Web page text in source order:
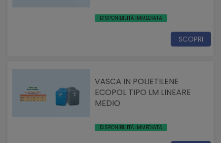
DISPONIBILITÀ IMMEDIATA
SCOPRI
VASCA IN POLIETILENE
ECOPOL TIPO LM LINEARE
MEDIO
DISPONIBILITÀ IMMEDIATA